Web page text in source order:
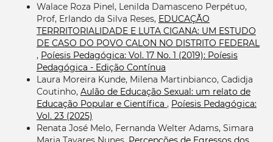
Walace Roza Pinel, Lenilda Damasceno Perpétuo,
Prof, Erlando da Silva Reses, EDUCAÇÃO
TERRRITORIALIDADE E LUTA CIGANA: UM ESTUDO
DE CASO DO POVO CALON NO DISTRITO FEDERAL
, Poíesis Pedagógica: Vol. 17 No. 1 (2019): Poíesis
Pedagógica - Edição Contínua
Laura Moreira Kunde, Milena Martinbianco, Cadidja
Coutinho, Aulão de Educação Sexual: um relato de
Educação Popular e Científica , Poíesis Pedagógica:
Vol. 23 (2025)
Renata José Melo, Fernanda Welter Adams, Simara